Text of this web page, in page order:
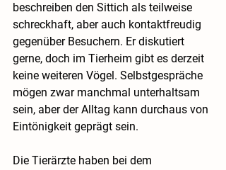
beschreiben den Sittich als teilweise
schreckhaft, aber auch kontaktfreudig
gegenüber Besuchern. Er diskutiert
gerne, doch im Tierheim gibt es derzeit
keine weiteren Vögel. Selbstgespräche
mögen zwar manchmal unterhaltsam
sein, aber der Alltag kann durchaus von
Eintönigkeit geprägt sein.
Die Tierärzte haben bei dem